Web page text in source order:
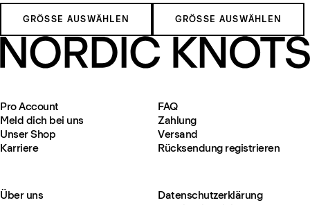
GRÖSSE AUSWÄHLEN GRÖSSE AUSWÄHLEN
Pro Account
Meld dich bei uns
Unser Shop
Karriere
FAQ
Zahlung
Versand
Rücksendung registrieren
Über uns
Datenschutzerklärung